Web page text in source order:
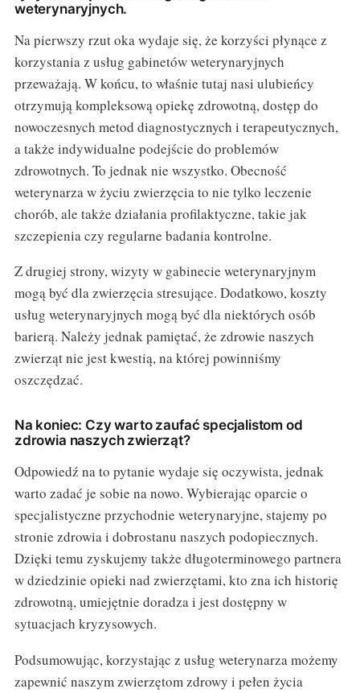
weterynaryjnych.
Na pierwszy rzut oka wydaje się, że korzyści płynące z
korzystania z usług gabinetów weterynaryjnych
przeważają. W końcu, to właśnie tutaj nasi ulubieńcy
otrzymują kompleksową opiekę zdrowotną, dostęp do
nowoczesnych metod diagnostycznych i terapeutycznych,
a także indywidualne podejście do problemów
zdrowotnych. To jednak nie wszystko. Obecność
weterynarza w życiu zwierzęcia to nie tylko leczenie
chorób, ale także działania profilaktyczne, takie jak
szczepienia czy regularne badania kontrolne.
Z drugiej strony, wizyty w gabinecie weterynaryjnym
mogą być dla zwierzęcia stresujące. Dodatkowo, koszty
usług weterynaryjnych mogą być dla niektórych osób
barierą. Należy jednak pamiętać, że zdrowie naszych
zwierząt nie jest kwestią, na której powinniśmy
oszczędzać.
Na koniec: Czy warto zaufać specjalistom od
zdrowia naszych zwierząt?
Odpowiedź na to pytanie wydaje się oczywista, jednak
warto zadać je sobie na nowo. Wybierając oparcie o
specjalistyczne przychodnie weterynaryjne, stajemy po
stronie zdrowia i dobrostanu naszych podopiecznych.
Dzięki temu zyskujemy także długoterminowego partnera
w dziedzinie opieki nad zwierzętami, kto zna ich historię
zdrowotną, umiejętnie doradza i jest dostępny w
sytuacjach kryzysowych.
Podsumowując, korzystając z usług weterynarza możemy
zapewnić naszym zwierzętom zdrowy i pełen życia